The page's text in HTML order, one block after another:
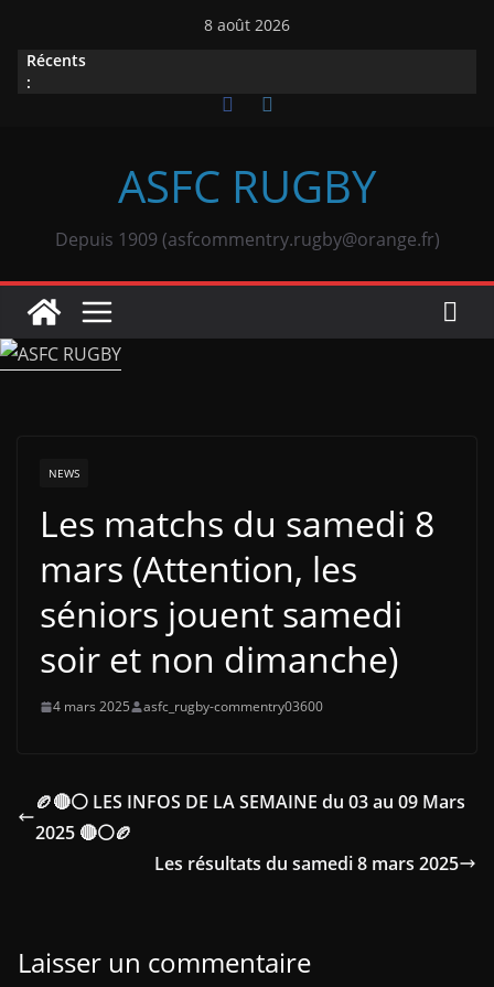
contenu
8 août 2026
Récents
:
ASFC RUGBY
Depuis 1909 (asfcommentry.rugby@orange.fr)
NEWS
Les matchs du samedi 8
mars (Attention, les
séniors jouent samedi
soir et non dimanche)
4 mars 2025 asfc_rugby-commentry03600
🏉🔴⚪ LES INFOS DE LA SEMAINE du 03 au 09 Mars
2025 🔴⚪🏉
Les résultats du samedi 8 mars 2025
Laisser un commentaire